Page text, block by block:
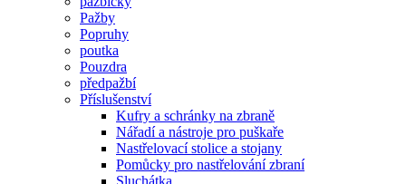
Pažby
Popruhy
poutka
Pouzdra
předpažbí
Příslušenství
Kufry a schránky na zbraně
Nářadí a nástroje pro puškaře
Nastřelovací stolice a stojany
Pomůcky pro nastřelování zbraní
Sluchátka